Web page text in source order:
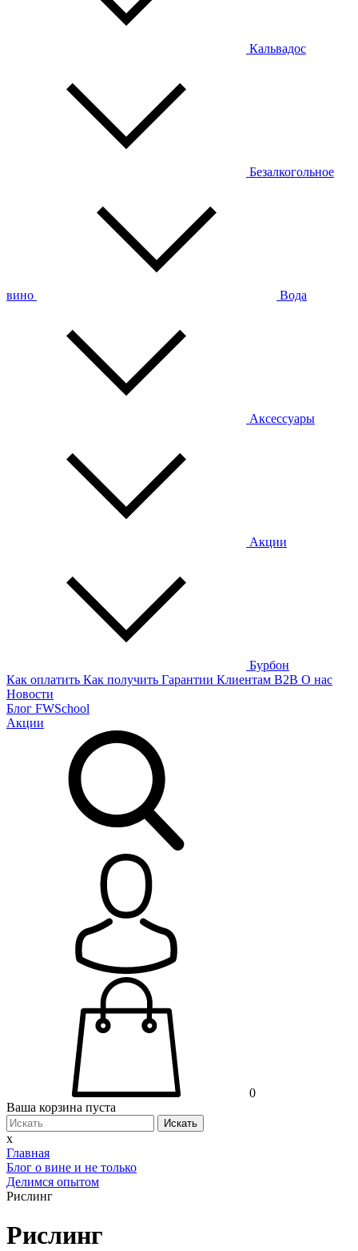
Кальвадос
Безалкогольное
вино Вода
Аксессуары
Акции
Бурбон
Как оплатить Как получить Гарантии Клиентам B2B О нас
Новости
Блог FWSchool
Акции
0
Ваша корзина пуста
Искать
x
Главная
Блог о вине и не только
Делимся опытом
Рислинг
Рислинг